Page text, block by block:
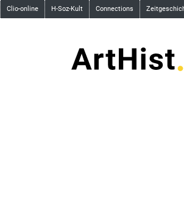
Clio-online H-Soz-Kult Connections